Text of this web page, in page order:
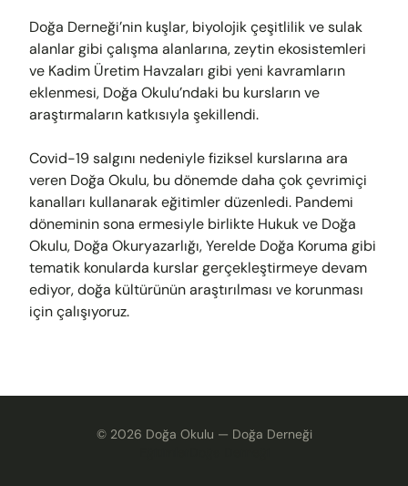
Doğa Derneği’nin kuşlar, biyolojik çeşitlilik ve sulak
alanlar gibi çalışma alanlarına, zeytin ekosistemleri
ve Kadim Üretim Havzaları gibi yeni kavramların
eklenmesi, Doğa Okulu’ndaki bu kursların ve
araştırmaların katkısıyla şekillendi.
Covid-19 salgını nedeniyle fiziksel kurslarına ara
veren Doğa Okulu, bu dönemde daha çok çevrimiçi
kanalları kullanarak eğitimler düzenledi. Pandemi
döneminin sona ermesiyle birlikte Hukuk ve Doğa
Okulu, Doğa Okuryazarlığı, Yerelde Doğa Koruma gibi
tematik konularda kurslar gerçekleştirmeye devam
ediyor, doğa kültürünün araştırılması ve korunması
için çalışıyoruz.
© 2026 Doğa Okulu — Doğa Derneği